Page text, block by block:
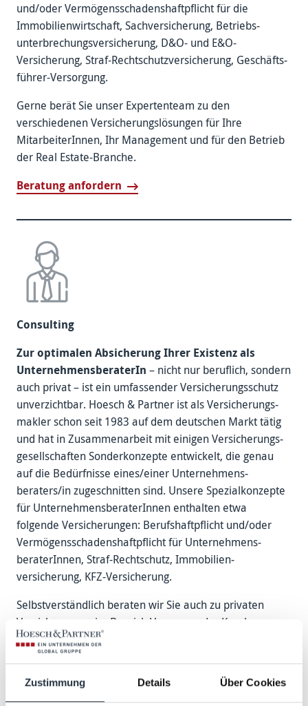
Zustimmung Details Über Cookies
und/oder Vermögens­schadens­haftpflicht für die
Immobilien­wirtschaft, Sach­versicherung, Betriebs­
unterbrechungs­versicherung, D&O- und E&O-
Versicherung, Straf-Rechtschutz­versicherung, Geschäfts­
führer-Versorgung.
Gerne berät Sie unser Experten­team zu den
verschiedenen Versicherungslösungen für Ihre
Mitarbeiter­Innen, Ihr Management und für den Betrieb
der Real Estate-Branche.
Beratung anfordern
Consulting
Zur optimalen Absicherung Ihrer Existenz als
Unternehmens­beraterIn – nicht nur beruflich, sondern
auch privat – ist ein umfassender Versicherungs­schutz
unverzichtbar. Hoesch & Partner ist als Versicherungs­
makler schon seit 1983 auf dem deutschen Markt tätig
und hat in Zusammen­arbeit mit einigen Versicherungs­
gesellschaften Sonder­konzepte entwickelt, die genau
auf die Bedürfnisse eines/einer Unternehmens­
beraters/in zugeschnitten sind. Unsere Spezial­konzepte
für Unternehmens­beraterInnen enthalten etwa
folgende Versicherungen: Berufs­haftpflicht und/oder
Vermögens­schadenshaft­pflicht für Unternehmens­
beraterInnen, Straf-Rechtschutz, Immobilien­
versicherung, KFZ-Versicherung.
Selbst­verständlich beraten wir Sie auch zu privaten
Versicherungen im Bereich Vorsorge oder Kranken­
versicherung. Sprechen Sie uns an!
Beratung anfordern